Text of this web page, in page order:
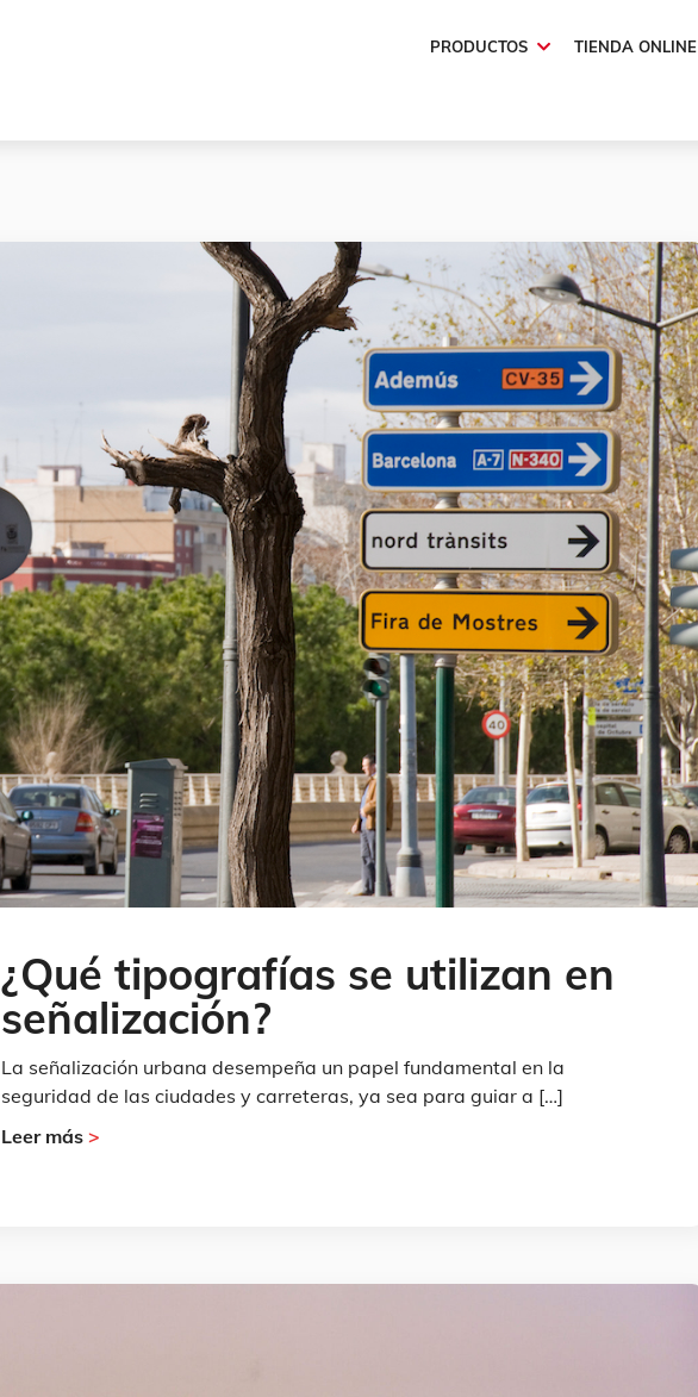
PRODUCTOS TIENDA ONLINE
¿Qué tipografías se utilizan en
señalización?
La señalización urbana desempeña un papel fundamental en la
seguridad de las ciudades y carreteras, ya sea para guiar a […]
Leer más>